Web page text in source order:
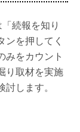
続報を知り
を押してく
みをカウント
り取材を実施
します。